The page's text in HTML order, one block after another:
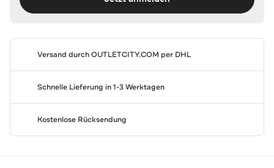
Versand durchOUTLETCITY.COM per DHL
Schnelle Lieferung in 1-3 Werktagen
Kostenlose Rücksendung